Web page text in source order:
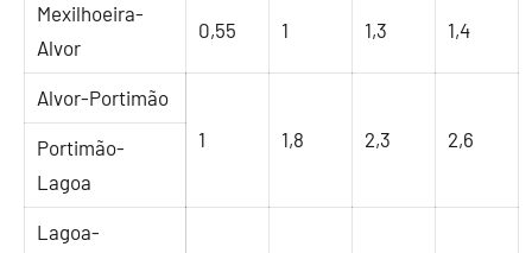
Mexilhoeira-
Alvor
0,55 1 1,3 1,4
Alvor-Portimão
1
1,8 2,3 2,6
Portimão-
Lagoa
Lagoa-